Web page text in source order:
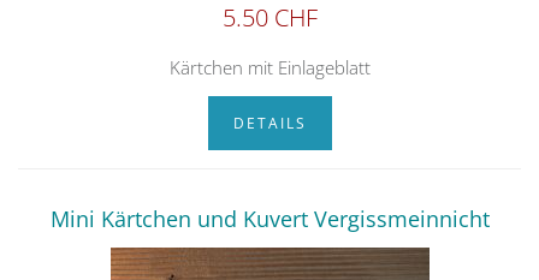
5.50 CHF
Kärtchen mit Einlageblatt
DETAILS
Mini Kärtchen und Kuvert Vergissmeinnicht